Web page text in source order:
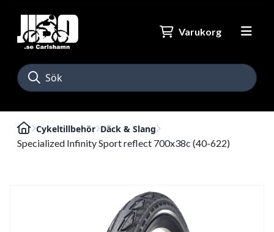
Varukorg
Cykeltillbehör Däck & Slang
Specialized Infinity Sport reflect 700x38c (40-622)